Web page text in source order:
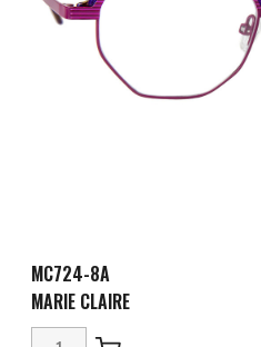
MC724-8A
MARIE CLAIRE